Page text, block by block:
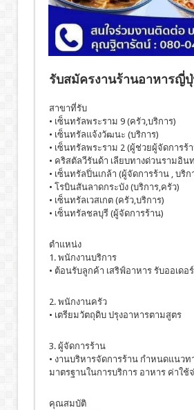
รับสมัครงานร้านอาหารญี่ปุ่
สาขาที่รับ
• เซ็นทรัลพระราม 9 (ครัว,บริการ)
• เซ็นทรัลแจ้งวัฒนะ (บริการ)
• เซ็นทรัลพระราม 2 (ผู้ช่วยผู้จัดการร้
• คริสตัลวีรันด้า เลียบทางด่วนรามอิน
• เซ็นทรัลปิ่นเกล้า (ผู้จัดการร้าน , บริก
• โรบินสันลาดกระบัง​ (บริการ,ครัว)
• เซ็นทรัลเวสเกต (ครัว,บริการ)
• เซ็นทรัล​ชลบุรี​ (ผู้จัดการ​ร้าน)​
ตำแหน่ง
1. พนักงานบริการ
• ต้อนรับลูกค้า เสริฟ์อาหาร รับออเดอ
2. พนักงานครัว
• เตรียมวัตถุดิบ ปรุงอาหารตามสูตร
3. ผู้จัดการร้าน
• งานบริหารจัดการร้าน กำหนดแนว
มาตรฐานในการบริการ อาหาร ค่าใช้
คุณสมบัติ